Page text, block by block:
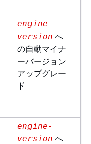
engine-
version へ
の自動マイナ
ーバージョン
アップグレー
ド
engine-
version へ